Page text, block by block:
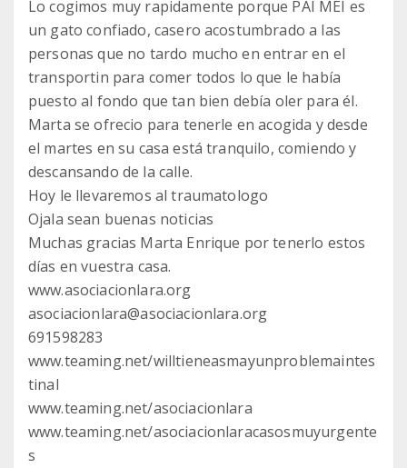
Lo cogimos muy rapidamente porque PAI MEI es
un gato confiado, casero acostumbrado a las
personas que no tardo mucho en entrar en el
transportin para comer todos lo que le había
puesto al fondo que tan bien debía oler para él.
Marta se ofrecio para tenerle en acogida y desde
el martes en su casa está tranquilo, comiendo y
descansando de la calle.
Hoy le llevaremos al traumatologo
Ojala sean buenas noticias
Muchas gracias Marta Enrique por tenerlo estos
días en vuestra casa.
www.asociacionlara.org
asociacionlara@asociacionlara.org
691598283
www.teaming.net/willtieneasmayunproblemaintes
tinal
www.teaming.net/asociacionlara
www.teaming.net/asociacionlaracasosmuyurgente
s